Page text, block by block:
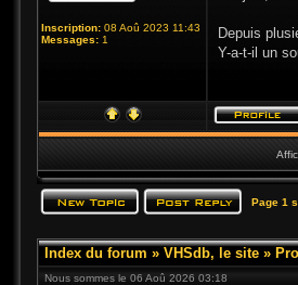
Inscription: 08 Aoû 2023 11:43
Messages: 1
Depuis
Y-a-t-il un
Page 1
Index du forum » VHSdb, le site »
Nous sommes le 06 Aoû 2026 03:18